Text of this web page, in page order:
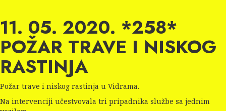
11. 05. 2020. *258*
POŽAR TRAVE I NISKOG
RASTINJA
Požar trave i niskog rastinja u Vidrama.
Na intervenciji učestvovala tri pripadnika službe sa jednim